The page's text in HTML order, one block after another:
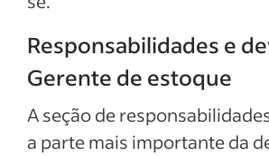
Responsabilidades e
Gerente de estoque
A seção de
a parte mais importante da